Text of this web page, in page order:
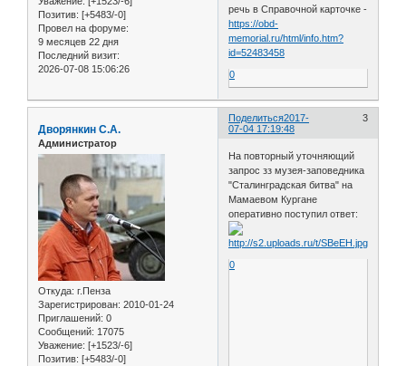
Позитив: [+5483/-0]
Провел на форуме:
9 месяцев 22 дня
Последний визит:
2026-07-08 15:06:26
речь в Справочной карточке -
https://obd-
memorial.ru/html/info.htm?
id=52483458
0
Поделиться 3
2017-
07-04 17:19:48
Дворянкин С.А.
Администратор
Откуда: г.Пенза
Зарегистрирован: 2010-01-24
Приглашений: 0
Сообщений: 17075
Уважение: [+1523/-6]
Позитив: [+5483/-0]
На повторный уточняющий
запрос зз музея-заповедника
"Сталинградская битва" на
Мамаевом Кургане
оперативно поступил ответ:
0